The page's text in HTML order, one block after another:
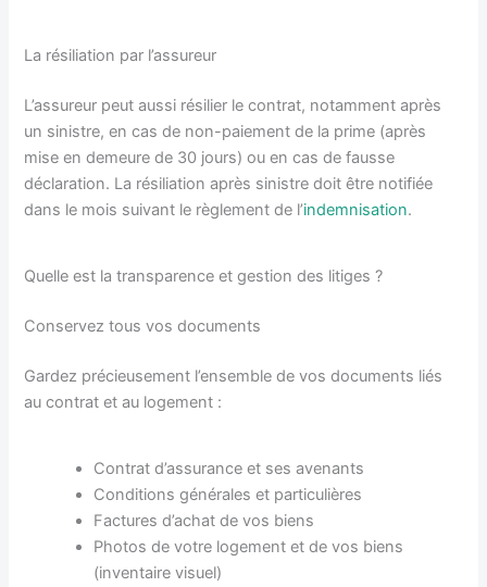
La résiliation par l’assureur
L’assureur peut aussi résilier le contrat, notamment après
un sinistre, en cas de non-paiement de la prime (après
mise en demeure de 30 jours) ou en cas de fausse
déclaration. La résiliation après sinistre doit être notifiée
dans le mois suivant le règlement de l’indemnisation.
Quelle est la transparence et gestion des litiges ?
Conservez tous vos documents
Gardez précieusement l’ensemble de vos documents liés
au contrat et au logement :
Contrat d’assurance et ses avenants
Conditions générales et particulières
Factures d’achat de vos biens
Photos de votre logement et de vos biens
(inventaire visuel)